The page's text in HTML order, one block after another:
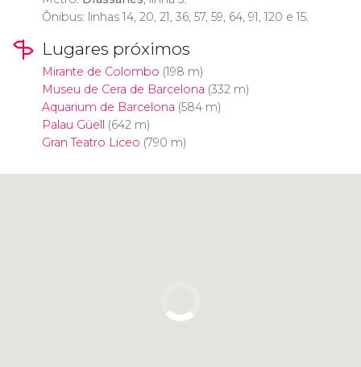
Ônibus: linhas 14, 20, 21, 36, 57, 59, 64, 91, 120 e 15.
Lugares próximos
Mirante de Colombo (198 m)
Museu de Cera de Barcelona (332 m)
Aquarium de Barcelona (584 m)
Palau Güell (642 m)
Gran Teatro Liceo (790 m)